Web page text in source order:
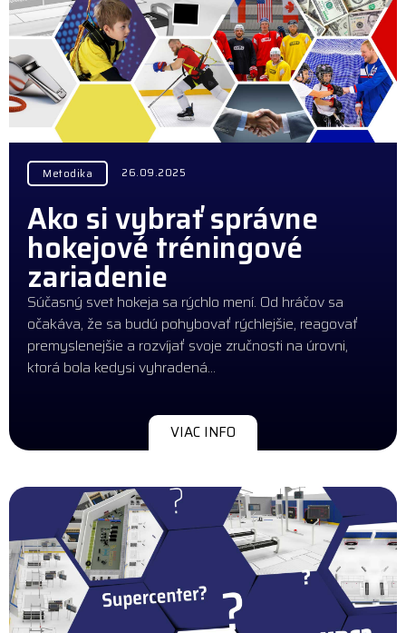
Metodika 26.09.2025
Ako si vybrať správne
hokejové tréningové
zariadenie
Súčasný svet hokeja sa rýchlo mení. Od hráčov sa
očakáva, že sa budú pohybovať rýchlejšie, reagovať
premyslenejšie a rozvíjať svoje zručnosti na úrovni,
ktorá bola kedysi vyhradená…
VIAC INFO